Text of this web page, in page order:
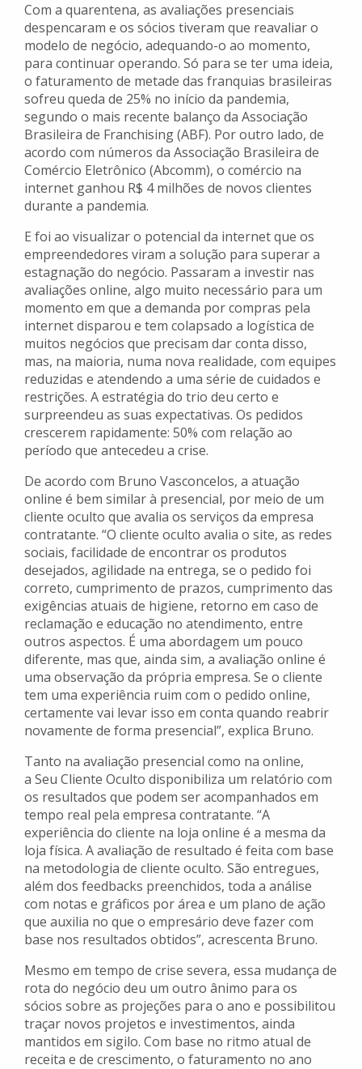
Com a quarentena, as avaliações presenciais
despencaram e os sócios tiveram que reavaliar o
modelo de negócio, adequando-o ao momento,
para continuar operando. Só para se ter uma ideia,
o faturamento de metade das franquias brasileiras
sofreu queda de 25% no início da pandemia,
segundo o mais recente balanço da Associação
Brasileira de Franchising (ABF). Por outro lado, de
acordo com números da Associação Brasileira de
Comércio Eletrônico (Abcomm), o comércio na
internet ganhou R$ 4 milhões de novos clientes
durante a pandemia.
E foi ao visualizar o potencial da internet que os
empreendedores viram a solução para superar a
estagnação do negócio. Passaram a investir nas
avaliações online, algo muito necessário para um
momento em que a demanda por compras pela
internet disparou e tem colapsado a logística de
muitos negócios que precisam dar conta disso,
mas, na maioria, numa nova realidade, com equipes
reduzidas e atendendo a uma série de cuidados e
restrições. A estratégia do trio deu certo e
surpreendeu as suas expectativas. Os pedidos
crescerem rapidamente: 50% com relação ao
período que antecedeu a crise.
De acordo com Bruno Vasconcelos, a atuação
online é bem similar à presencial, por meio de um
cliente oculto que avalia os serviços da empresa
contratante. “O cliente oculto avalia o site, as redes
sociais, facilidade de encontrar os produtos
desejados, agilidade na entrega, se o pedido foi
correto, cumprimento de prazos, cumprimento das
exigências atuais de higiene, retorno em caso de
reclamação e educação no atendimento, entre
outros aspectos. É uma abordagem um pouco
diferente, mas que, ainda sim, a avaliação online é
uma observação da própria empresa. Se o cliente
tem uma experiência ruim com o pedido online,
certamente vai levar isso em conta quando reabrir
novamente de forma presencial”, explica Bruno.
Tanto na avaliação presencial como na online,
a Seu Cliente Oculto disponibiliza um relatório com
os resultados que podem ser acompanhados em
tempo real pela empresa contratante. “A
experiência do cliente na loja online é a mesma da
loja física. A avaliação de resultado é feita com base
na metodologia de cliente oculto. São entregues,
além dos feedbacks preenchidos, toda a análise
com notas e gráficos por área e um plano de ação
que auxilia no que o empresário deve fazer com
base nos resultados obtidos”, acrescenta Bruno.
Mesmo em tempo de crise severa, essa mudança de
rota do negócio deu um outro ânimo para os
sócios sobre as projeções para o ano e possibilitou
traçar novos projetos e investimentos, ainda
mantidos em sigilo. Com base no ritmo atual de
receita e de crescimento, o faturamento no ano